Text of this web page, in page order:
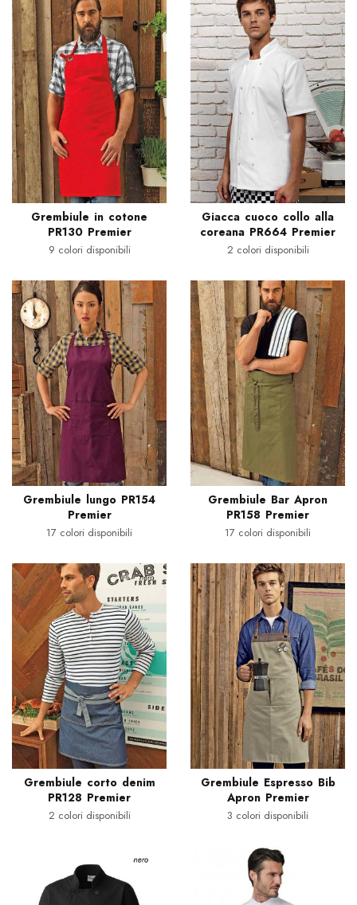
Grembiule in cotone
PR130 Premier
9 colori disponibili
Giacca cuoco collo alla
coreana PR664 Premier
2 colori disponibili
Grembiule lungo PR154
Premier
17 colori disponibili
Grembiule Bar Apron
PR158 Premier
17 colori disponibili
Grembiule corto denim
PR128 Premier
2 colori disponibili
Grembiule Espresso Bib
Apron Premier
3 colori disponibili